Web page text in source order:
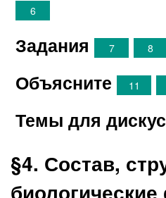
6
Задания 7 8
Объясните 11
Темы для
§4. Состав,